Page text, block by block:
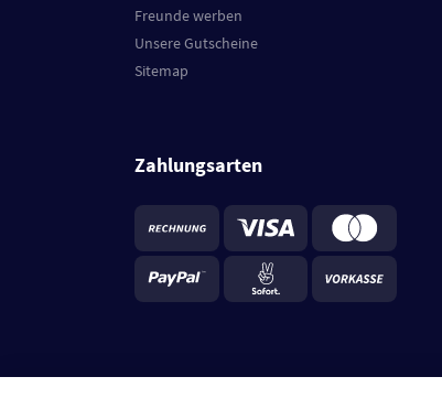
Freunde werben
Unsere Gutscheine
Sitemap
Zahlungsarten